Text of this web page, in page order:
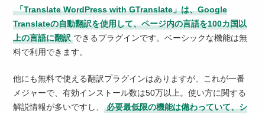
「Translate WordPress with GTranslate」は、Google
Translateの自動翻訳を使用して、ページ内の言語を100カ国以
上の言語に翻訳 できるプラグインです。ベーシックな機能は無
料で利用できます。
他にも無料で使える翻訳プラグインはありますが、これが一番
メジャーで、有効インストール数は50万以上。使い方に関する
解説情報が多いですし、 必要最低限の機能は備わっていて、シ